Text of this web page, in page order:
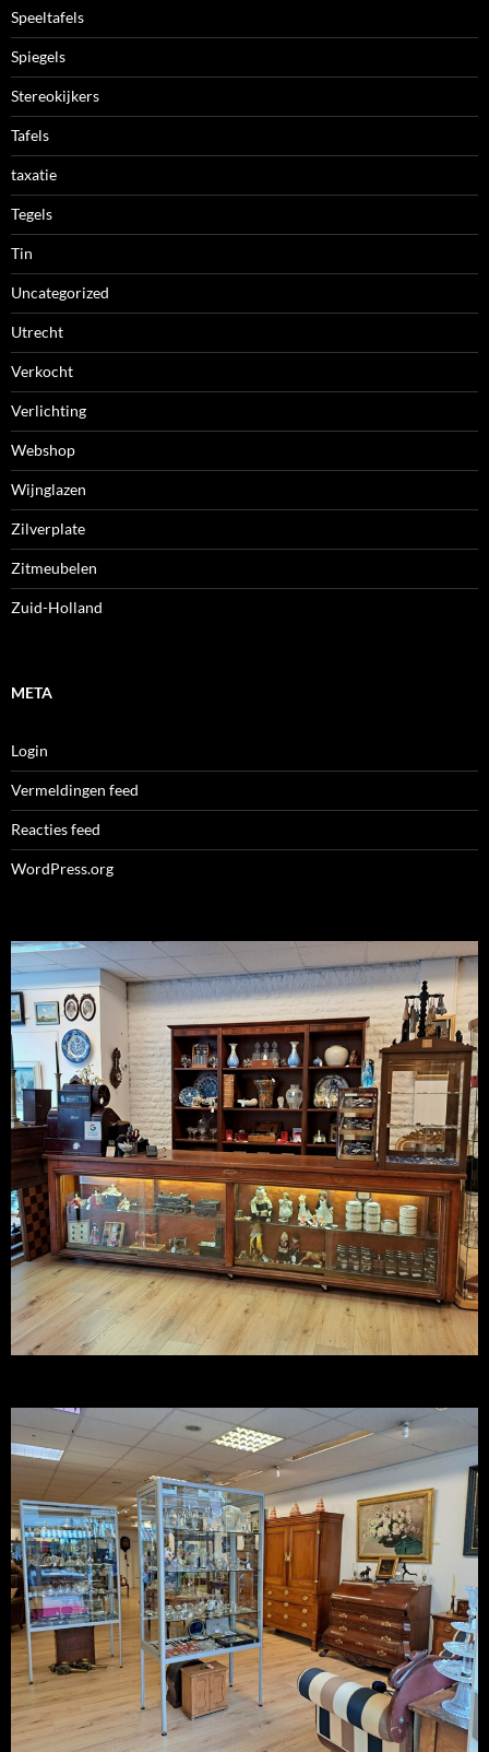
Speeltafels
Spiegels
Stereokijkers
Tafels
taxatie
Tegels
Tin
Uncategorized
Utrecht
Verkocht
Verlichting
Webshop
Wijnglazen
Zilverplate
Zitmeubelen
Zuid-Holland
META
Login
Vermeldingen feed
Reacties feed
WordPress.org